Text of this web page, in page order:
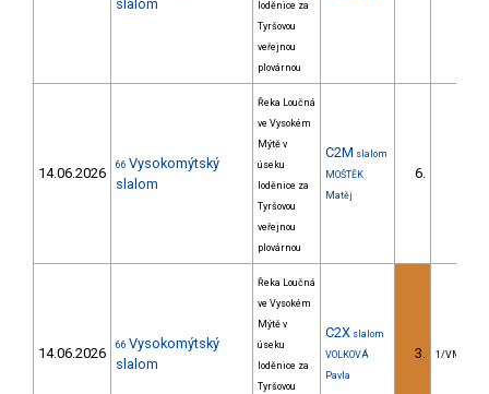
slalom
loděnice za
Tyršovou
veřejnou
plovárnou
14.06.2026 66 Vysokomýtský
slalom
Řeka Loučná
ve Vysokém
Mýtě v
úseku
loděnice za
Tyršovou
veřejnou
plovárnou
C2M slalom
MOŠTĚK
Matěj
6.
14.06.2026 66 Vysokomýtský
slalom
Řeka Loučná
ve Vysokém
Mýtě v
úseku
loděnice za
Tyršovou
C2X slalom
VOLKOVÁ
Pavla
3. 1/VM